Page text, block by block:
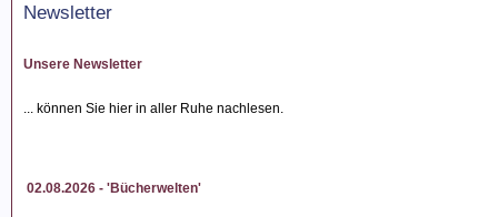
Newsletter
Unsere Newsletter
... können Sie hier in aller Ruhe nachlesen.
02.08.2026 - 'Bücherwelten'